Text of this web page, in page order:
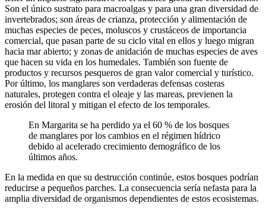
Son el único sustrato para macroalgas y para una gran diversidad de
invertebrados; son áreas de crianza, protección y alimentación de
muchas especies de peces, moluscos y crustáceos de importancia
comercial, que pasan parte de su ciclo vital en ellos y luego migran
hacia mar abierto; y zonas de anidación de muchas especies de aves
que hacen su vida en los humedales. También son fuente de
productos y recursos pesqueros de gran valor comercial y turístico.
Por último, los manglares son verdaderas defensas costeras
naturales, protegen contra el oleaje y las mareas, previenen la
erosión del litoral y mitigan el efecto de los temporales.
En Margarita se ha perdido ya el 60 % de los bosques
de manglares por los cambios en el régimen hídrico
debido al acelerado crecimiento demográfico de los
últimos años.
En la medida en que su destrucción continúe, estos bosques podrían
reducirse a pequeños parches. La consecuencia sería nefasta para la
amplia diversidad de organismos dependientes de estos ecosistemas.